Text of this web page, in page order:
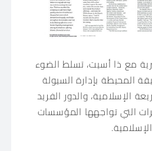
مع ذا أسيت، تسلط الضوء
المحيطة بإدارة السيولة
الإسلامية، والدور الفريد
التي تواجهها المؤسسات
الإسلامية.